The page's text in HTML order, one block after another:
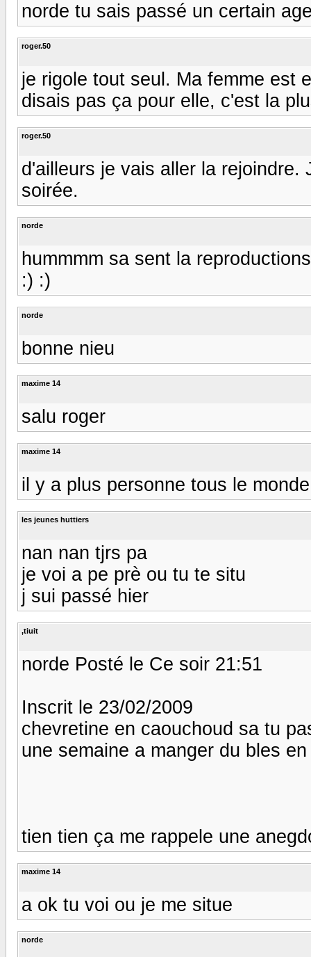
norde tu sais passé un certain
roger.50
je rigole tout seul. Ma femme est
disais pas ça pour elle, c'est la
roger.50
d'ailleurs je vais aller la
soirée.
norde
hummmm sa sent la
:) :)
norde
bonne nieu
maxime 14
salu roger
maxime 14
il y a plus personne tous le
les jeunes huttiers
nan nan tjrs pa
je voi a pe prè ou tu te situ
j sui passé hier
,tiuit
norde Posté le Ce soir 21:51
Inscrit le 23/02/2009
chevretine en caouchoud sa tu
une semaine a manger du bles
tien tien ça me rappele une
maxime 14
a ok tu voi ou je me situe
norde